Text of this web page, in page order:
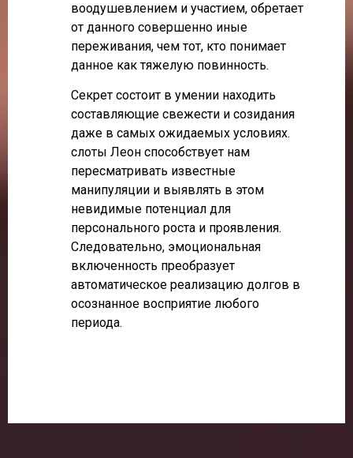
воодушевлением и участием, обретает
от данного совершенно иные
переживания, чем тот, кто понимает
данное как тяжелую повинность.
Секрет состоит в умении находить
составляющие свежести и созидания
даже в самых ожидаемых условиях.
слоты Леон способствует нам
пересматривать известные
манипуляции и выявлять в этом
невидимые потенциал для
персонального роста и проявления.
Следовательно, эмоциональная
включенность преобразует
автоматическое реализацию долгов в
осознанное восприятие любого
периода.